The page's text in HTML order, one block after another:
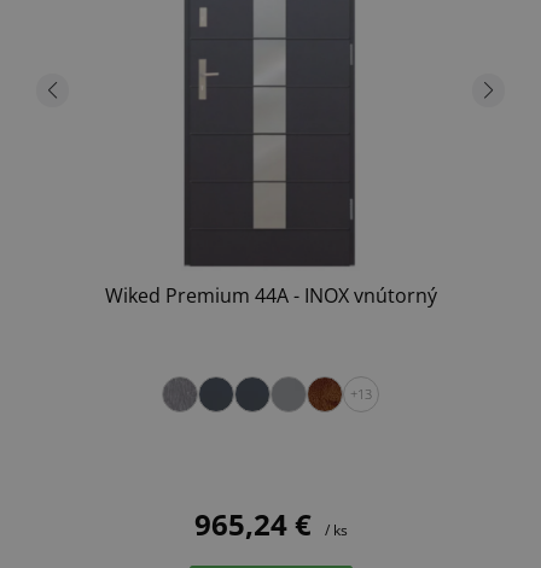
Wiked Premium 44A - INOX vnútorný
+13
965,24 € / ks